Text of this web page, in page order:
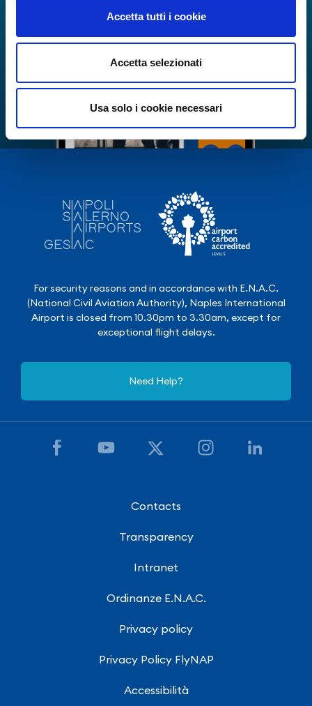
Accetta tutti i cookie
Accetta selezionati
Usa solo i cookie necessari
For security reasons and in accordance with E.N.A.C.
(National Civil Aviation Authority), Naples International
Airport is closed from 10.30pm to 3.30am, except for
exceptional flight delays.
Need Help?
Contacts
Transparency
Intranet
Ordinanze E.N.A.C.
Privacy policy
Privacy Policy FlyNAP
Accessibilità